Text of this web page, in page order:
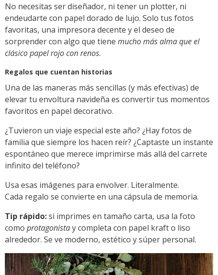
No necesitas ser diseñador, ni tener un plotter, ni
endeudarte con papel dorado de lujo. Solo tus fotos
favoritas, una impresora decente y el deseo de
sorprender con algo que tiene mucho más alma que el
clásico papel rojo con renos.
Regalos que cuentan historias
Una de las maneras más sencillas (y más efectivas) de
elevar tu envoltura navideña es convertir tus momentos
favoritos en papel decorativo.
¿Tuvieron un viaje especial este año? ¿Hay fotos de
familia que siempre los hacen reír? ¿Captaste un instante
espontáneo que merece imprimirse más allá del carrete
infinito del teléfono?
Usa esas imágenes para envolver. Literalmente.
Cada regalo se convierte en una cápsula de memoria.
Tip rápido:si imprimes en tamaño carta, usa la foto
como protagonistay completa con papel kraft o liso
alrededor. Se ve moderno, estético y súper personal.